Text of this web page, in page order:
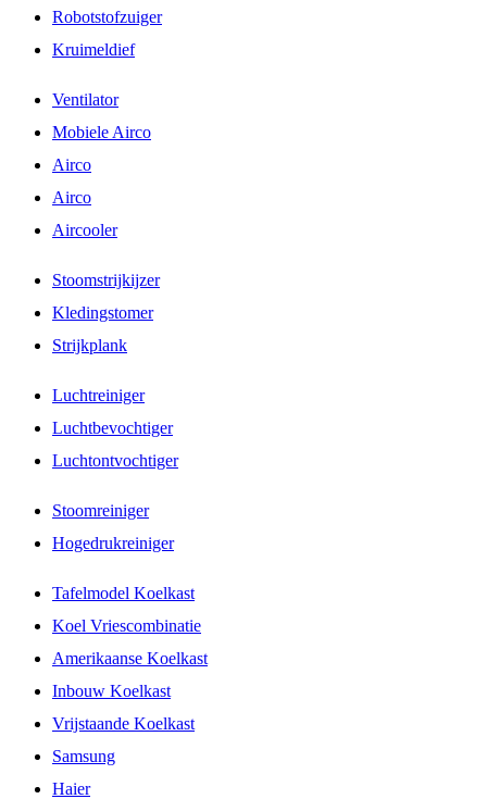
Robotstofzuiger
Kruimeldief
Ventilator
Mobiele Airco
Airco
Airco
Aircooler
Stoomstrijkijzer
Kledingstomer
Strijkplank
Luchtreiniger
Luchtbevochtiger
Luchtontvochtiger
Stoomreiniger
Hogedrukreiniger
Tafelmodel Koelkast
Koel Vriescombinatie
Amerikaanse Koelkast
Inbouw Koelkast
Vrijstaande Koelkast
Samsung
Haier